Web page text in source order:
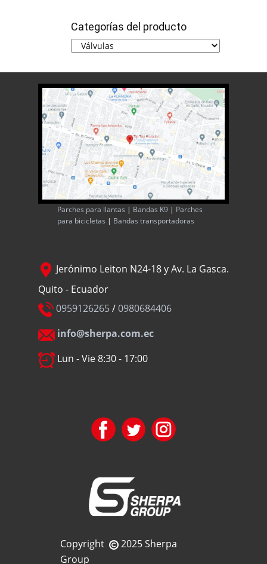
Categorías del producto
Parches para llantas | Bandas K9 | Parches
para bicicletas | Bandas transportadoras
Jerónimo Leiton N24-18 y Av. La Gasca.
Quito - Ecuador
0959126265/0980684406
info@sherpa.com.ec
Lun - Vie 8:30 - 17:00
Copyright
2025 Sherpa
Group